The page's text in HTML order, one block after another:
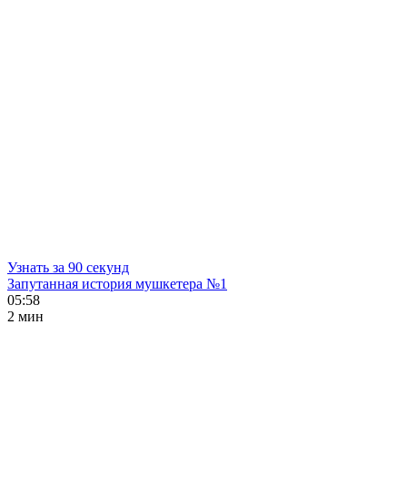
Узнать за 90 секунд
Запутанная история мушкетера №1
05:58
2 мин